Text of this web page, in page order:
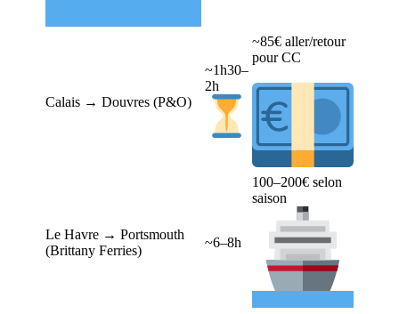
Calais → Douvres (P&O)
~1h30–
2h
~85€ aller/retour
pour CC
Le Havre → Portsmouth
(Brittany Ferries)
~6–8h
100–200€ selon
saison